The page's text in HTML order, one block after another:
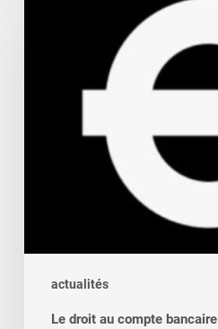
actualités
Le droit au compte bancaire